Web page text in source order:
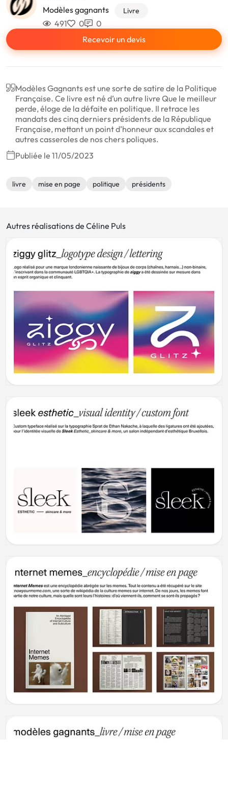
Modèles gagnants
Livre
491 0
0
Recevoir un devis
Modèles Gagnants est une sorte de satire de la Politique
Française. Ce livre est né d’un autre livre Que le meilleur
perde, éloge de la défaite en politique. Il retrace les
mandats des cinq derniers présidents de la République
Française, mettant un point d’honneur aux scandales et
autres casseroles de nos chers poliques.
Publiée le 11/05/2023
livre mise en page politique présidents
Autres réalisations de Céline Puls